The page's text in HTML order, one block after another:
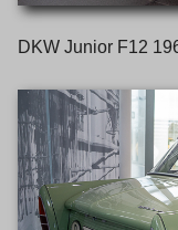
DKW Junior F12